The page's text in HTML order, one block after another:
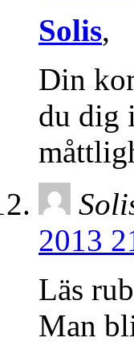
Solis,
Din
du dig
2013
Läs
Man